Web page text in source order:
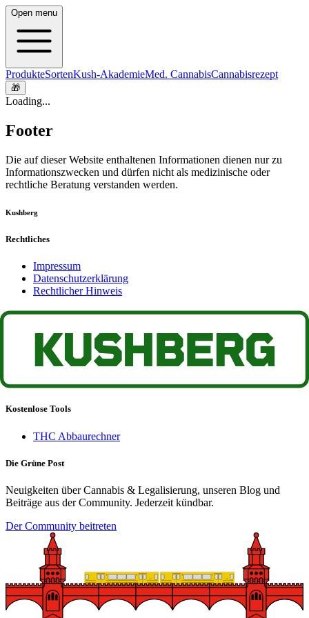
Open menu
ProdukteSortenKush-AkademieMed. CannabisCannabisrezept
🎁
Loading...
Footer
Die auf dieser Website enthaltenen Informationen dienen nur zu
Informationszwecken und dürfen nicht als medizinische oder
rechtliche Beratung verstanden werden.
Kushberg
Rechtliches
Impressum
Datenschutzerklärung
Rechtlicher Hinweis
Socials
Instagram
Twitter
TikTok
Twitch
Kostenlose Tools
THC Abbaurechner
Die Grüne Post
Neuigkeiten über Cannabis & Legalisierung, unseren Blog und
Beiträge aus der Community. Jederzeit kündbar.
Der Community beitreten